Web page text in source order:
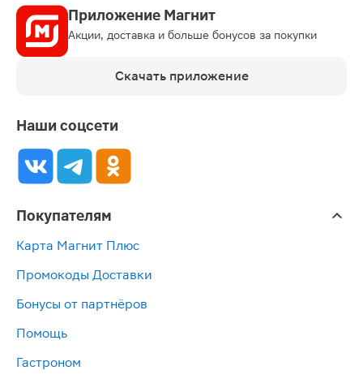
Приложение Магнит
Акции, доставка и больше бонусов за покупки
Скачать приложение
Наши соцсети
Покупателям
Карта Магнит Плюс
Промокоды Доставки
Бонусы от партнёров
Помощь
Гастроном